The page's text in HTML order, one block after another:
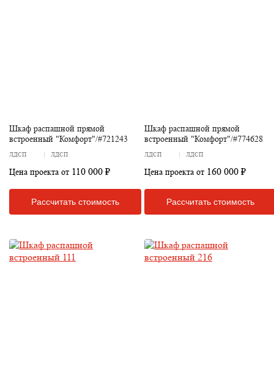
Шкаф распашной прямой
встроенный "Комфорт"/#721243
ЛДСП ЛДСП
Цена проекта от 110 000 ₽
Рассчитать стоимость
Шкаф распашной прямой
встроенный "Комфорт"/#774628
ЛДСП ЛДСП
Цена проекта от 160 000 ₽
Рассчитать стоимость